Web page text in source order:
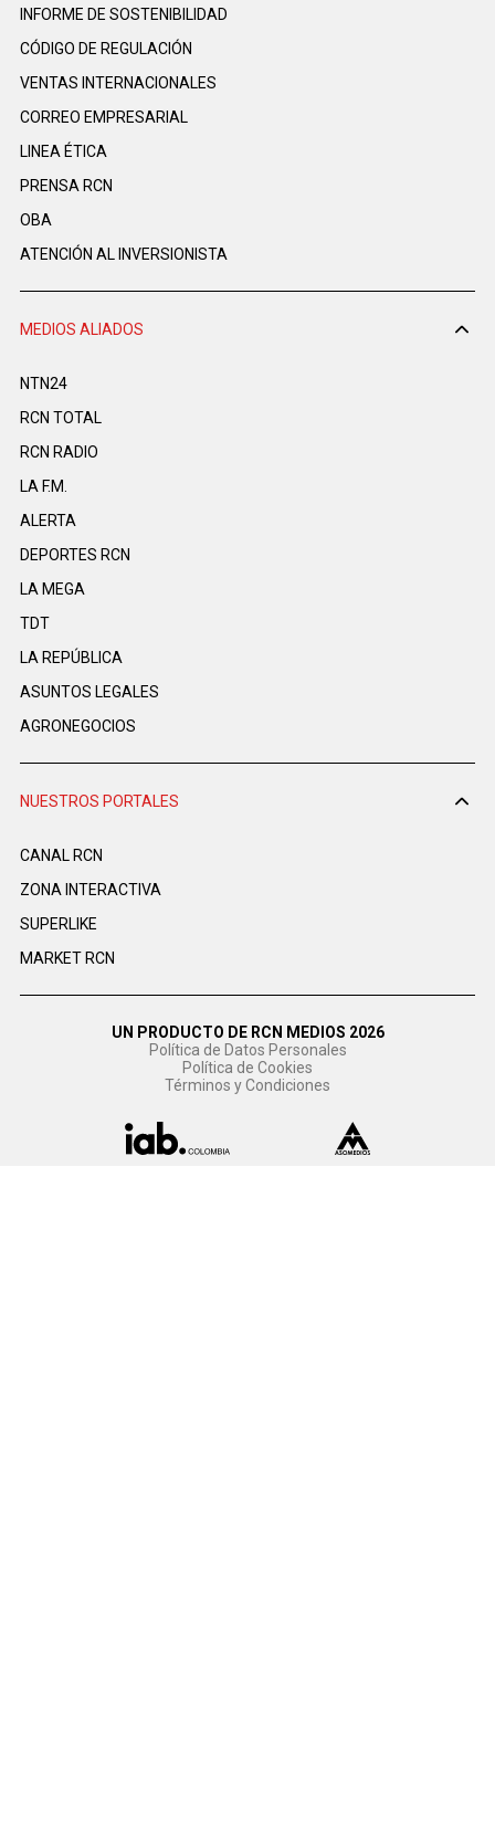
INFORME DE SOSTENIBILIDAD
CÓDIGO DE REGULACIÓN
VENTAS INTERNACIONALES
CORREO EMPRESARIAL
LINEA ÉTICA
PRENSA RCN
OBA
ATENCIÓN AL INVERSIONISTA
MEDIOS ALIADOS
NTN24
RCN TOTAL
RCN RADIO
LA F.M.
ALERTA
DEPORTES RCN
LA MEGA
TDT
LA REPÚBLICA
ASUNTOS LEGALES
AGRONEGOCIOS
NUESTROS PORTALES
CANAL RCN
ZONA INTERACTIVA
SUPERLIKE
MARKET RCN
UN PRODUCTO DE RCN MEDIOS 2026
Política de Datos Personales
Política de Cookies
Términos y Condiciones